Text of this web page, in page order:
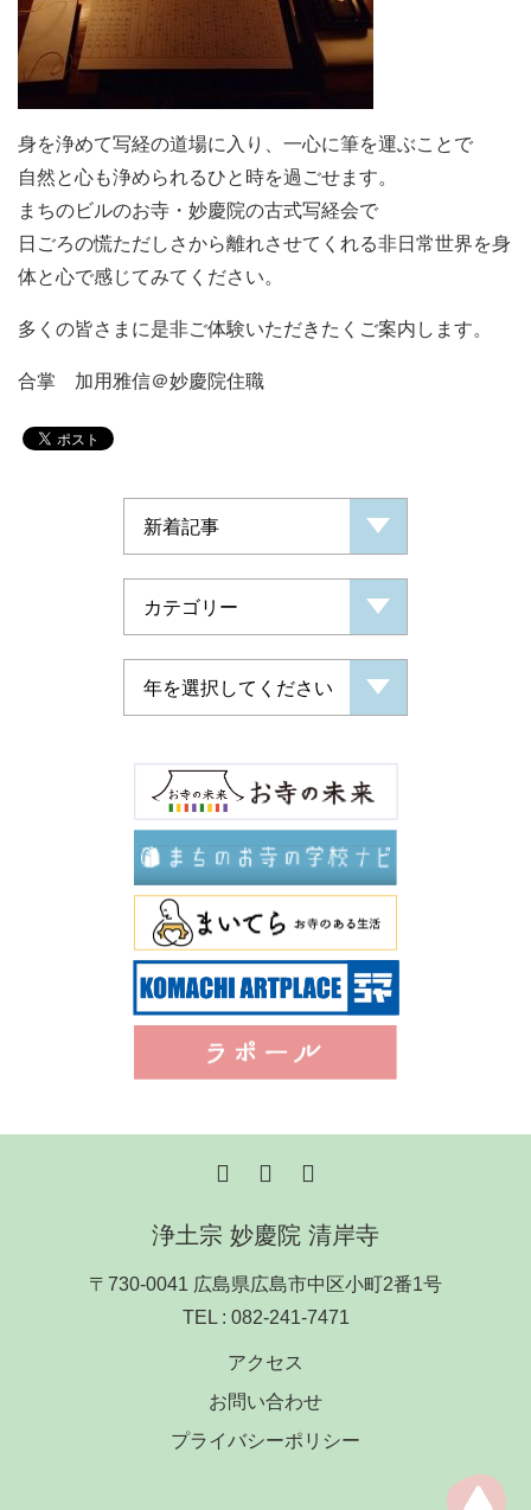
身を浄めて写経の道場に入り、一心に筆を運ぶことで
自然と心も浄められるひと時を過ごせます。
まちのビルのお寺・妙慶院の古式写経会で
日ごろの慌ただしさから離れさせてくれる非日常世界を身
体と心で感じてみてください。
多くの皆さまに是非ご体験いただきたくご案内します。
合掌 加用雅信＠妙慶院住職
浄土宗 妙慶院 清岸寺
〒730-0041 広島県広島市中区小町2番1号
TEL : 082-241-7471
アクセス
お問い合わせ
プライバシーポリシー